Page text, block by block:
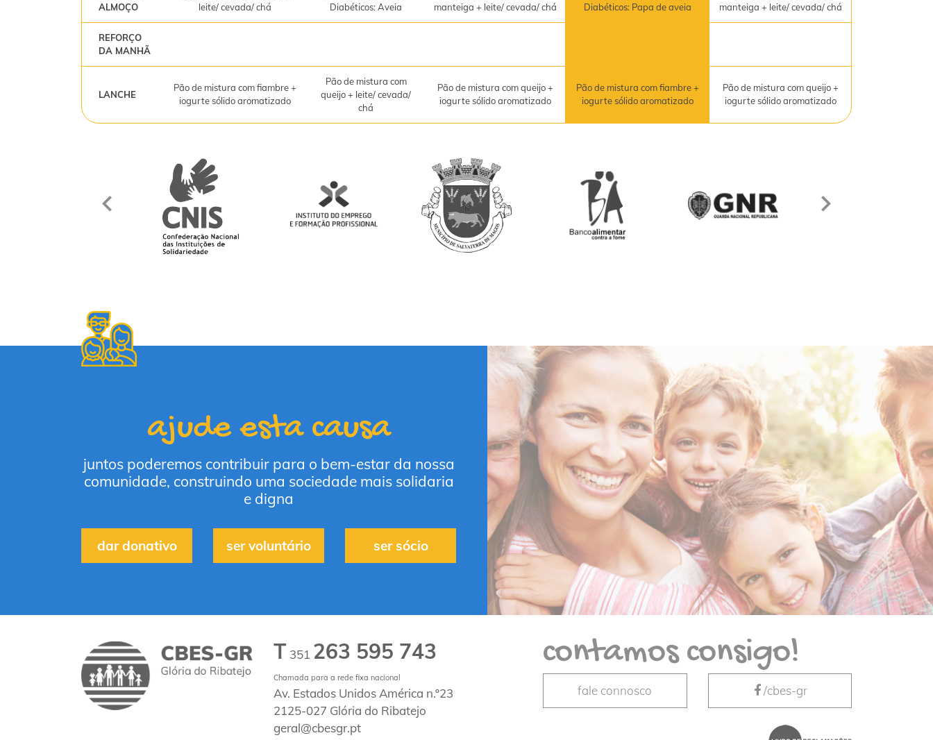
ALMOÇO
leite/ cevada/ chá
Diabéticos: Aveia
manteiga + leite/ cevada/ chá
Diabéticos: Papa de aveia
manteiga + leite/ cevada/ chá
REFORÇO
DA MANHÃ
LANCHE
Pão de mistura com fiambre +
iogurte sólido aromatizado
Pão de mistura com
queijo + leite/ cevada/
chá
Pão de mistura com queijo +
iogurte sólido aromatizado
Pão de mistura com fiambre +
iogurte sólido aromatizado
Pão de mistura com queijo +
iogurte sólido aromatizado
ajude esta causa
juntos poderemos contribuir para o bem-estar da nossa
comunidade, construindo uma sociedade mais solidaria
e digna
dar donativo ser voluntário ser sócio
T 351 263 595 743
Chamada para a rede fixa nacional
Av. Estados Unidos América n.º23
2125-027 Glória do Ribatejo
geral@cbesgr.pt
contamos consigo!
fale connosco /cbes-gr